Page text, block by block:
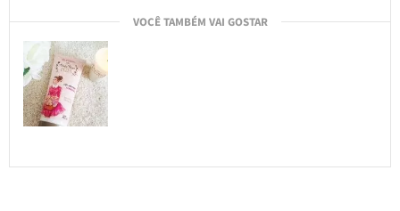
VOCÊ TAMBÉM VAI GOSTAR